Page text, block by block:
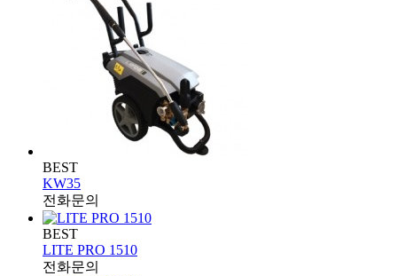
BEST
KW35
전화문의
BEST
LITE PRO 1510
전화문의